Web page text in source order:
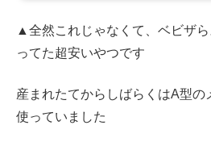
▲全然これじゃなくて、ベビザ
ってた超安いやつです
産まれたてからしばらくはA型の
使っていました